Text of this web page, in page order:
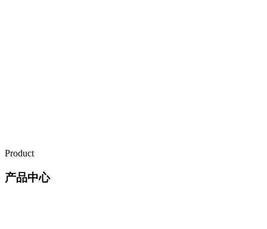
Product
产品中心